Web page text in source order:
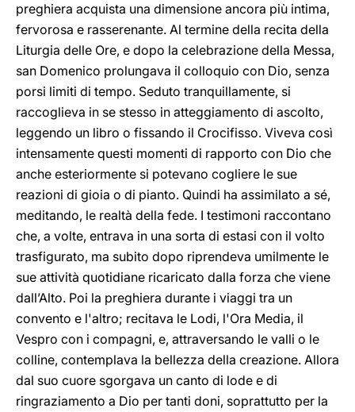
preghiera acquista una dimensione ancora più intima,
fervorosa e rasserenante. Al termine della recita della
Liturgia delle Ore, e dopo la celebrazione della Messa,
san Domenico prolungava il colloquio con Dio, senza
porsi limiti di tempo. Seduto tranquillamente, si
raccoglieva in se stesso in atteggiamento di ascolto,
leggendo un libro o fissando il Crocifisso. Viveva così
intensamente questi momenti di rapporto con Dio che
anche esteriormente si potevano cogliere le sue
reazioni di gioia o di pianto. Quindi ha assimilato a sé,
meditando, le realtà della fede. I testimoni raccontano
che, a volte, entrava in una sorta di estasi con il volto
trasfigurato, ma subito dopo riprendeva umilmente le
sue attività quotidiane ricaricato dalla forza che viene
dall’Alto. Poi la preghiera durante i viaggi tra un
convento e l'altro; recitava le Lodi, l'Ora Media, il
Vespro con i compagni, e, attraversando le valli o le
colline, contemplava la bellezza della creazione. Allora
dal suo cuore sgorgava un canto di lode e di
ringraziamento a Dio per tanti doni, soprattutto per la